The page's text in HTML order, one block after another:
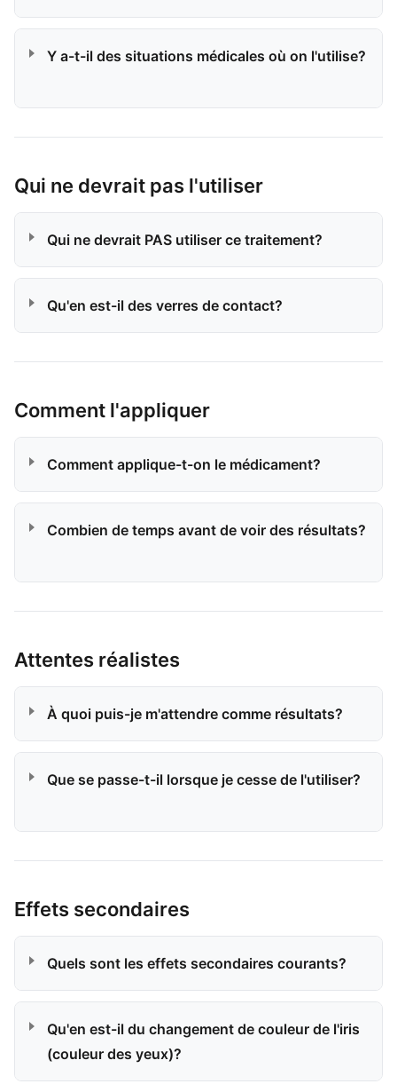
Y a-t-il des situations médicales où on l'utilise?
Qui ne devrait pas l'utiliser
Qui ne devrait PAS utiliser ce traitement?
Qu'en est-il des verres de contact?
Comment l'appliquer
Comment applique-t-on le médicament?
Combien de temps avant de voir des résultats?
Attentes réalistes
À quoi puis-je m'attendre comme résultats?
Que se passe-t-il lorsque je cesse de l'utiliser?
Effets secondaires
Quels sont les effets secondaires courants?
Qu'en est-il du changement de couleur de l'iris
(couleur des yeux)?